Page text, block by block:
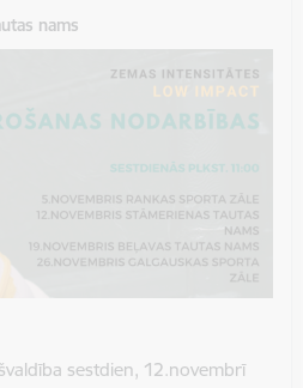
nams
sestdien, 12.novembrī